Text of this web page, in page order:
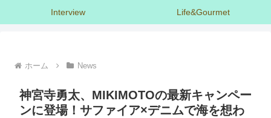
Interview Life&Gourmet
ホーム News
神宮寺勇太、MIKIMOTOの最新キャンペー
ンに登場！サファイア×デニムで海を想わ